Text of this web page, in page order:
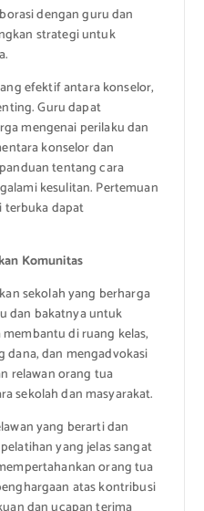
dengan guru dan
strategi untuk
efektif antara konselor,
Guru dapat
mengenai perilaku dan
konselor dan
tentang cara
kesulitan. Pertemuan
terbuka dapat
Komunitas
sekolah yang berharga
dan bakatnya untuk
di ruang kelas,
dana, dan mengadvokasi
relawan orang tua
sekolah dan masyarakat.
yang berarti dan
yang jelas sangat
orang tua
atas kontribusi